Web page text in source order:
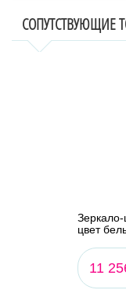
СОПУТСТВУЮЩИЕ
цвет
11